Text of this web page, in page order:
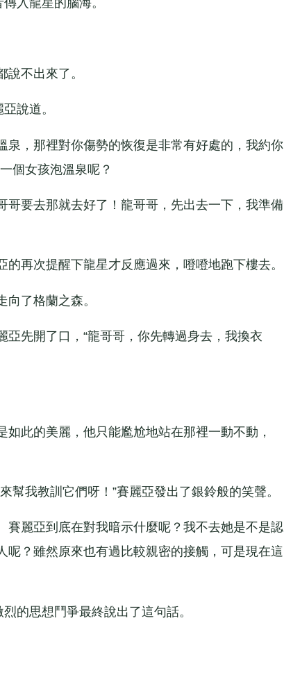
不出來了。
說道。
，那裡對你傷勢的恢復是非常有好處的，我約你
個女孩泡溫泉呢？
要去那就去好了！龍哥哥，先出去一下，我準備
次提醒下龍星才反應過來，噔噔地跑下樓去。
了格蘭之森。
先開了口，“龍哥哥，你先轉過身去，我換衣
此的美麗，他只能尷尬地站在那裡一動不動，
我教訓它們呀！”賽麗亞發出了銀鈴般的笑聲。
麗亞到底在對我暗示什麼呢？我不去她是不是認
？雖然原來也有過比較親密的接觸，可是現在這
的思想鬥爭最終說出了這句話。